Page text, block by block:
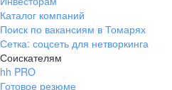
Каталог компаний
Поиск по вакансиям в Томарях
Сетка: соцсеть для нетворкинга
Соискателям
hh PRO
Готовое резюме